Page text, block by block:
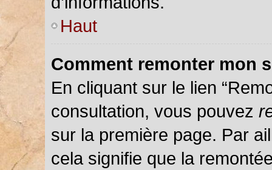
Haut
Comment remonter mon
En cliquant sur le lien
consultation, vous pouvez
sur la première page. Par
cela signifie que la